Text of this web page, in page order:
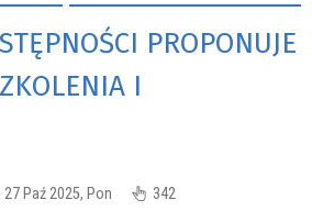
PROPONUJE
I
27 Paź 2025, Pon 342